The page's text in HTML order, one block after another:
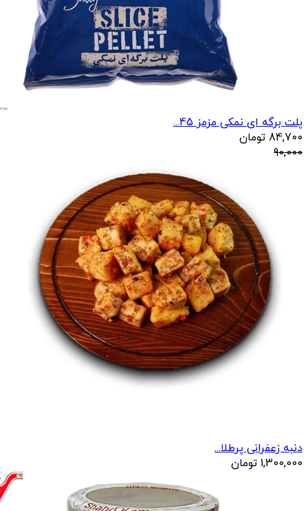
پلت برگه ای نمکی مزمز 45...
84,700 تومان
90,000
دنبه زعفرانی پرطلا...
1,300,000 تومان